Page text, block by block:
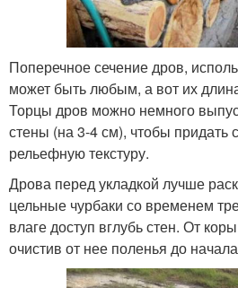
Поперечное сечение дров,
может быть любым, а вот их
Торцы дров можно немного
стены (на 3-4 см), чтобы придать
рельефную текстуру.
Дрова перед укладкой лучше
цельные чурбаки со временем
влаге доступ вглубь стен. От
очистив от нее поленья до